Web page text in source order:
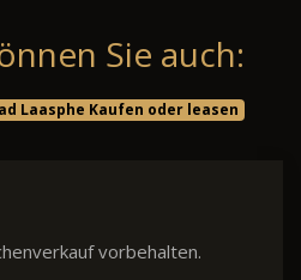
Sie auch:
Laasphe Kaufen oder leasen
vorbehalten.